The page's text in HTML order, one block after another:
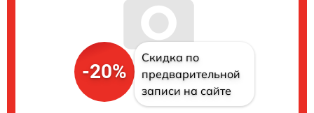
-20%
Скидка по
предварительной
записи на сайте